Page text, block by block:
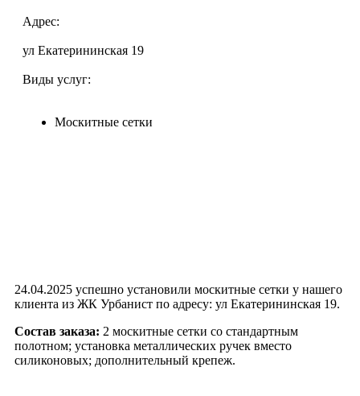
Адрес:
ул Екатерининская 19
Виды услуг:
Москитные сетки
24.04.2025 успешно установили москитные сетки у нашего
клиента из ЖК Урбанист по адресу: ул Екатерининская 19.
Состав заказа: 2 москитные сетки со стандартным
полотном; установка металлических ручек вместо
силиконовых; дополнительный крепеж.